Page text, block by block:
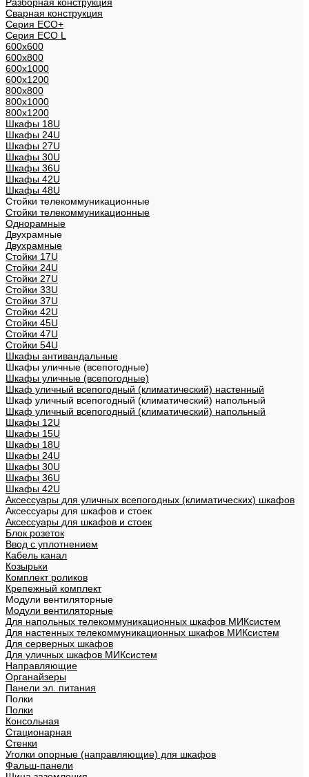
Сварная конструкция
Серия ECO+
Серия ECO L
600x600
600x800
600х1000
600х1200
800x800
800х1000
800х1200
Шкафы 18U
Шкафы 24U
Шкафы 27U
Шкафы 30U
Шкафы 36U
Шкафы 42U
Шкафы 48U
Стойки телекоммуникационные
Стойки телекоммуникационные
Однорамные
Двухрамные
Двухрамные
Стойки 17U
Стойки 24U
Стойки 27U
Стойки 33U
Стойки 37U
Стойки 42U
Стойки 45U
Стойки 47U
Стойки 54U
Шкафы антивандальные
Шкафы уличные (всепогодные)
Шкафы уличные (всепогодные)
Шкаф уличный всепогодный (климатический) настенный
Шкаф уличный всепогодный (климатический) напольный
Шкаф уличный всепогодный (климатический) напольный
Шкафы 12U
Шкафы 15U
Шкафы 18U
Шкафы 24U
Шкафы 30U
Шкафы 36U
Шкафы 42U
Аксессуары для уличных всепогодных (климатических) шкафов
Аксессуары для шкафов и стоек
Аксессуары для шкафов и стоек
Блок розеток
Ввод с уплотнением
Кабель канал
Козырьки
Комплект роликов
Крепежный комплект
Модули вентиляторные
Модули вентиляторные
Для напольных телекоммуникационных шкафов МИКсистем
Для настенных телекоммуникационных шкафов МИКсистем
Для серверных шкафов
Для уличных шкафов МИКсистем
Направляющие
Органайзеры
Панели эл. питания
Полки
Полки
Консольная
Стационарная
Стенки
Уголки опорные (направляющие) для шкафов
Фальш-панели